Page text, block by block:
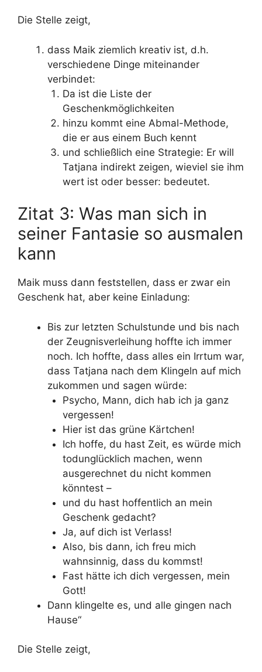
Die Stelle zeigt,
dass Maik ziemlich kreativ ist, d.h.
verschiedene Dinge miteinander
verbindet:
Da ist die Liste der
Geschenkmöglichkeiten
hinzu kommt eine Abmal-Methode,
die er aus einem Buch kennt
und schließlich eine Strategie: Er will
Tatjana indirekt zeigen, wieviel sie ihm
wert ist oder besser: bedeutet.
Zitat 3: Was man sich in
seiner Fantasie so ausmalen
kann
Maik muss dann feststellen, dass er zwar ein
Geschenk hat, aber keine Einladung:
Bis zur letzten Schulstunde und bis nach
der Zeugnisverleihung hoffte ich immer
noch. Ich hoffte, dass alles ein Irrtum war,
dass Tatjana nach dem Klingeln auf mich
zukommen und sagen würde:
Psycho, Mann, dich hab ich ja ganz
vergessen!
Hier ist das grüne Kärtchen!
Ich hoffe, du hast Zeit, es würde mich
todunglücklich machen, wenn
ausgerechnet du nicht kommen
könntest –
und du hast hoffentlich an mein
Geschenk gedacht?
Ja, auf dich ist Verlass!
Also, bis dann, ich freu mich
wahnsinnig, dass du kommst!
Fast hätte ich dich vergessen, mein
Gott!
Dann klingelte es, und alle gingen nach
Hause“
Die Stelle zeigt,